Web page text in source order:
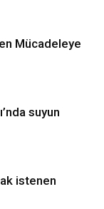
Mücadeleye
suyun
istenen